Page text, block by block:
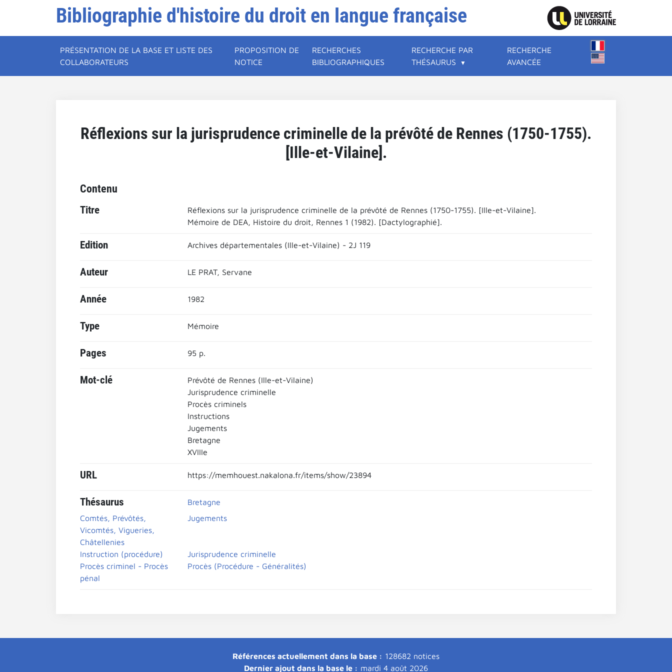
Bibliographie d'histoire du droit en langue française
PRÉSENTATION DE LA BASE ET LISTE DES
COLLABORATEURS
PROPOSITION DE
NOTICE
RECHERCHES
BIBLIOGRAPHIQUES
RECHERCHE PAR
THÉSAURUS
RECHERCHE
AVANCÉE
Réflexions sur la jurisprudence criminelle de la prévôté de Rennes (1750-1755).
[Ille-et-Vilaine].
Contenu
Titre
Réflexions sur la jurisprudence criminelle de la prévôté de Rennes (1750-1755). [Ille-et-Vilaine].
Mémoire de DEA, Histoire du droit, Rennes 1 (1982). [Dactylographié].
Edition Archives départementales (Ille-et-Vilaine) - 2J 119
Auteur LE PRAT, Servane
Année 1982
Type Mémoire
Pages 95 p.
Mot-clé
Prévôté de Rennes (Ille-et-Vilaine)
Jurisprudence criminelle
Procès criminels
Instructions
Jugements
Bretagne
XVIIIe
URL https://memhouest.nakalona.fr/items/show/23894
Thésaurus
Bretagne
Comtés, Prévôtés,
Vicomtés, Vigueries,
Châtellenies
Jugements
Instruction (procédure)
Jurisprudence criminelle
Procès criminel - Procès
pénal
Procès (Procédure - Généralités)
Références actuellement dans la base : 128682 notices
Dernier ajout dans la base le : mardi 4 août 2026